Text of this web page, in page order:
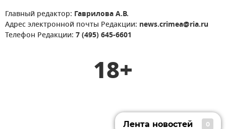
Главный редактор: Гаврилова А.В.
Адрес электронной почты Редакции: news.crimea@ria.ru
Телефон Редакции: 7 (495) 645-6601
18+
Лента новостей 0